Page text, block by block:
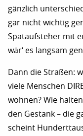
gänzlich
gar nicht wichtig
Spätaufsteher mit
wär‘ es langsam
Dann die Straßen:
viele Menschen
wohnen? Wie
den Gestank – die
scheint